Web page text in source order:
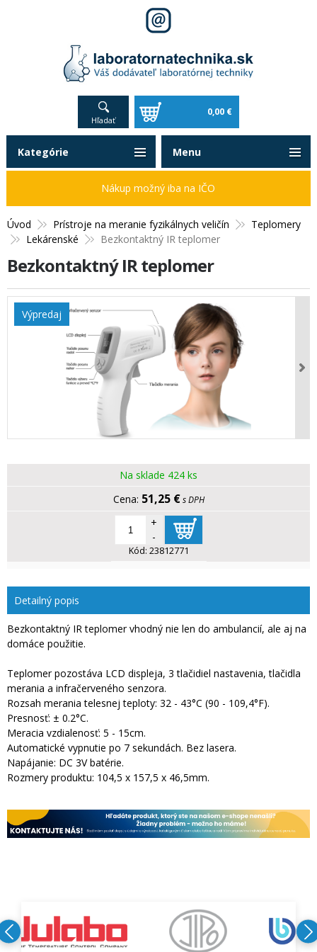
Hľadať
0,00 €
Úvod Prístroje na meranie fyzikálnych veličín
Teplomery
Lekárenské
Bezkontaktný IR teplomer
Bezkontaktný IR teplomer
Výpredaj
Na sklade 424 ks
51,25 € s DPH
+
-
Kód: 23812771
Detailný popis
Bezkontaktný IR teplomer vhodný nie len do ambulancií, ale aj na
domáce použitie.
Teplomer pozostáva LCD displeja, 3 tlačidiel nastavenia, tlačidla
merania a infračerveného senzora.
Rozsah merania telesnej teploty: 32 - 43°C (90 - 109,4°F).
Presnosť: ± 0.2°C.
Meracia vzdialenosť: 5 - 15cm.
Automatické vypnutie po 7 sekundách. Bez lasera.
Napájanie: DC 3V batérie.
Rozmery produktu: 104,5 x 157,5 x 46,5mm.
Kategórie
Nákup možný iba na IČO
Menu